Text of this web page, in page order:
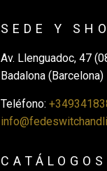
SEDE Y
Av. Llenguadoc, 47
Badalona (Barcelona)
Teléfono:
CATÁLOGOS